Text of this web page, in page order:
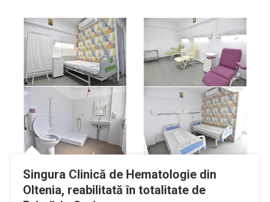
Singura Clinică de Hematologie din
Oltenia, reabilitată în totalitate de